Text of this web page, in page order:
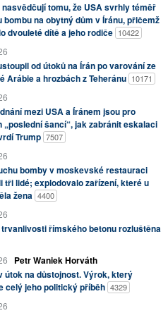
nasvědčují tomu, že USA svrhly téměř
bombu na obytný dům v Íránu, přičemž
dvouleté dítě a jeho rodiče 10422
od útoků na Írán po varování ze
Arábie a hrozbách z Teheránu 10171
mezi USA a Íránem jsou pro
„poslední šancí“, jak zabránit eskalaci
Trump 7507
bomby v moskevské restauraci
tři lidé; explodovalo zařízení, které u
žena 4400
trvanlivosti římského betonu rozluštěna
Petr Waniek Horváth
útok na důstojnost. Výrok, který
celý jeho politický příběh 4329